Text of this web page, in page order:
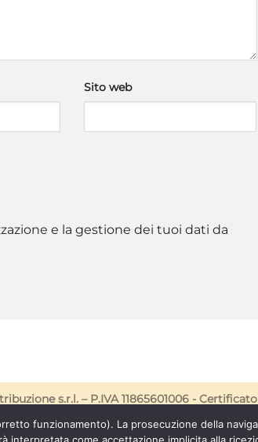
Sito web
e la gestione dei tuoi dati da
s.r.l. – P.IVA 11865601006 - Certificato
CONSENSO AI COOKIES
funzionamento). La prosecuzione della